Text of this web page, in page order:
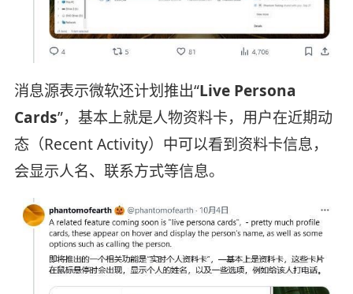
消息源表示微软还计划推出“Live Persona
Cards”，基本上就是人物资料卡，用户在近期动
态（Recent Activity）中可以看到资料卡信息，
会显示人名、联系方式等信息。